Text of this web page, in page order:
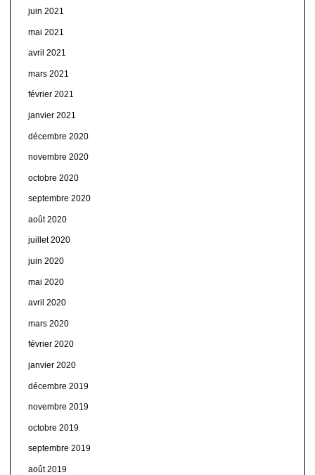
juin 2021
mai 2021
avril 2021
mars 2021
février 2021
janvier 2021
décembre 2020
novembre 2020
octobre 2020
septembre 2020
août 2020
juillet 2020
juin 2020
mai 2020
avril 2020
mars 2020
février 2020
janvier 2020
décembre 2019
novembre 2019
octobre 2019
septembre 2019
août 2019